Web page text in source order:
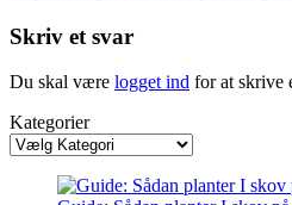
Skriv et svar
Du skal være logget ind for at skrive
Kategorier